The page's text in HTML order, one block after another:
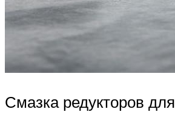
Смазка редукторов для